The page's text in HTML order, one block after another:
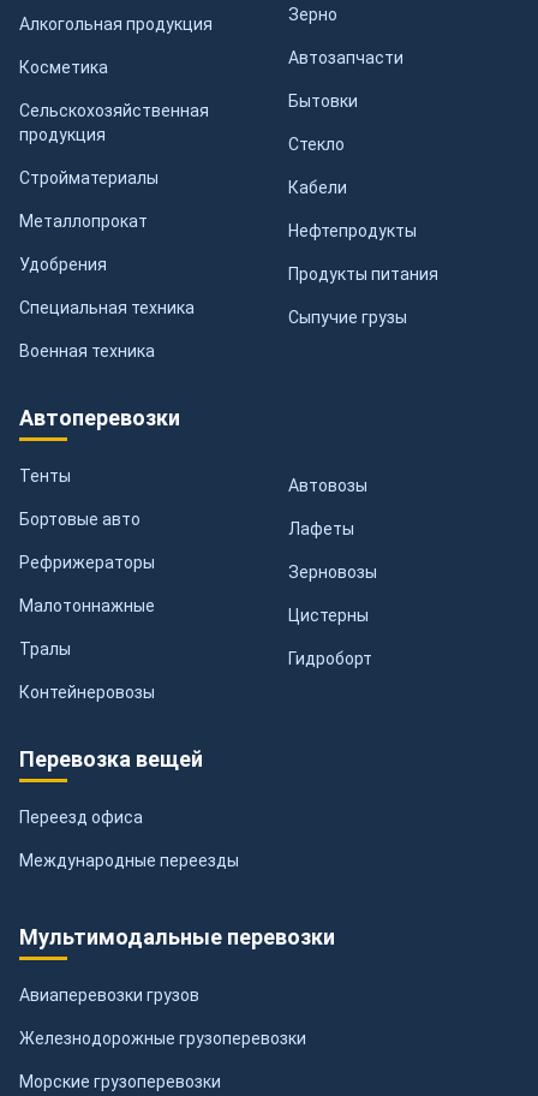
Алкогольная продукция
Косметика
Сельскохозяйственная
продукция
Стройматериалы
Металлопрокат
Удобрения
Специальная техника
Военная техника
Зерно
Автозапчасти
Бытовки
Стекло
Кабели
Нефтепродукты
Продукты питания
Сыпучие грузы
Автоперевозки
Тенты
Бортовые авто
Рефрижераторы
Малотоннажные
Тралы
Контейнеровозы
Автовозы
Лафеты
Зерновозы
Цистерны
Гидроборт
Перевозка вещей
Переезд офиса
Международные переезды
Мультимодальные перевозки
Авиаперевозки грузов
Железнодорожные грузоперевозки
Морские грузоперевозки